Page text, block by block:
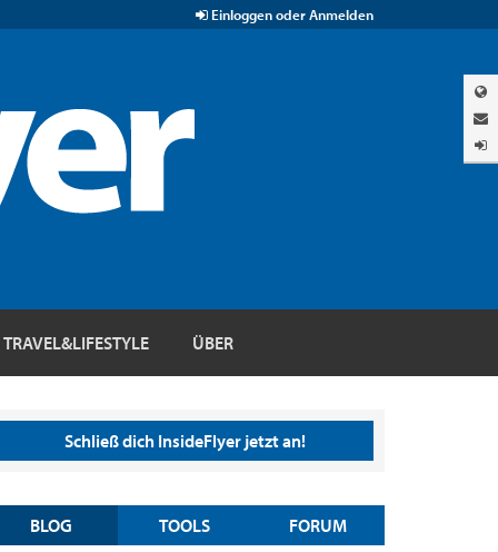
Einloggen oder Anmelden
TRAVEL&LIFESTYLE ÜBER
Schließ dich InsideFlyer jetzt an!
BLOG TOOLS FORUM